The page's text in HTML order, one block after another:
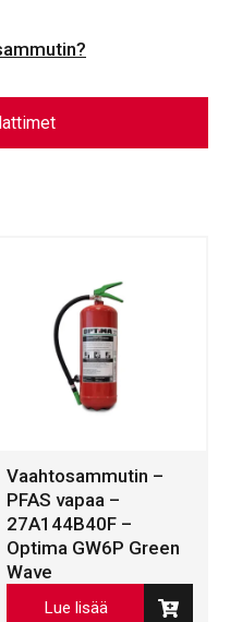
Vaahtosammutin –
PFAS vapaa –
27A144B40F –
Optima GW6P Green
Wave
Lue lisää